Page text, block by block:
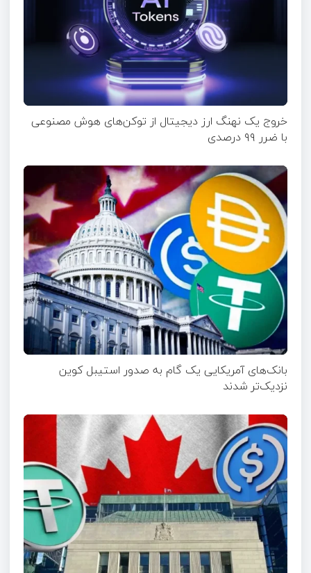
خروج یک نهنگ ارز دیجیتال از توکن‌های هوش مصنوعی
با ضرر ۹۹ درصدی
بانک‌های آمریکایی یک گام به صدور استیبل کوین
نزدیک‌تر شدند